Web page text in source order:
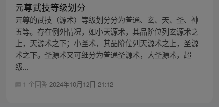
元尊武技等级划分
元尊的武技（源术）等级划分分为普通、玄、天、圣、神
五等。存在例外情况，如小天源术，其品阶位列玄源术之
上，天源术之下；小圣术，其品阶位列天源术之上，圣源
术之下。圣源术又可细分为普通圣源术，大圣源术，超
级...
1 个回答 2024年10月12日 21:12